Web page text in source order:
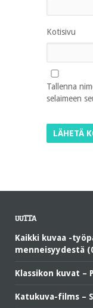
Kotisivu
Tallenna
selaimeen
UUTTA
Kaikki kuvaa -
menneisyydestä
Klassikon kuvat –
Katukuva-films –